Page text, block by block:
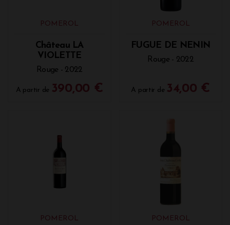
POMEROL
Château LA
VIOLETTE
Rouge - 2022
A partir de 390,00 €
POMEROL
FUGUE DE NENIN
Rouge - 2022
A partir de 34,00 €
POMEROL POMEROL